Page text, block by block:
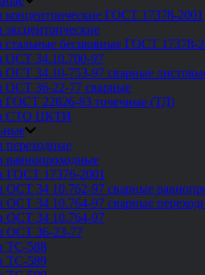
концентрические ГОСТ 17378-2001
стальные бесшовные ГОСТ 17378-
ОСТ 34.10.700-97
ОСТ 34.10-753-97 сварные
ОСТ 36-22-77 сварные
ГОСТ 22826-83 точечные (ТД)
СТО ЦКТИ
переходные
равнопроходные
ГОСТ 17376-2001
ОСТ 34 10.762-97 сварные
ОСТ 34 10.764-97 сварные
ОСТ 34 10.764-97
ОСТ 36-23-77
ТС-588
ТС-589